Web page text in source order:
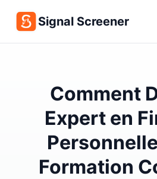
Signal Screener
Comment
Expert en
Formation